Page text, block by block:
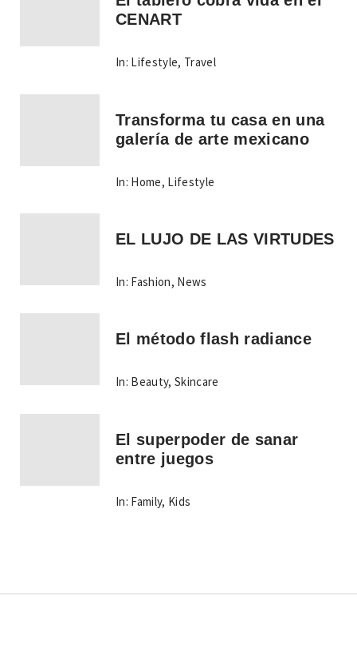
CENART
In: Lifestyle, Travel
Transforma tu casa en una
galería de arte mexicano
In: Home, Lifestyle
EL LUJO DE LAS VIRTUDES
In: Fashion, News
El método flash radiance
In: Beauty,Skincare
El superpoder de sanar
entre juegos
In: Family, Kids